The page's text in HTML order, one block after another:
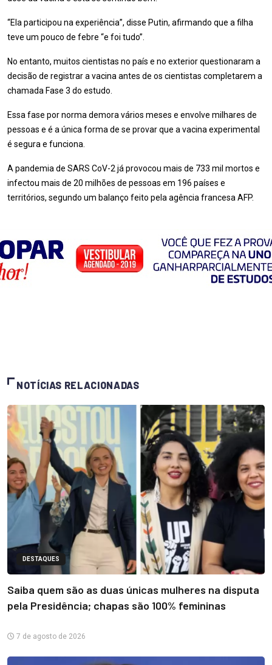
“Ela participou na experiência”, disse Putin, afirmando que a filha
teve um pouco de febre “e foi tudo”.
No entanto, muitos cientistas no país e no exterior questionaram a
decisão de registrar a vacina antes de os cientistas completarem a
chamada Fase 3 do estudo.
Essa fase por norma demora vários meses e envolve milhares de
pessoas e é a única forma de se provar que a vacina experimental
é segura e funciona.
A pandemia de SARS CoV-2 já provocou mais de 733 mil mortos e
infectou mais de 20 milhões de pessoas em 196 países e
territórios, segundo um balanço feito pela agência francesa AFP.
NOTÍCIAS RELACIONADAS
DESTAQUES
Saiba quem são as duas únicas mulheres na disputa
pela Presidência; chapas são 100% femininas
7 de agosto de 2026